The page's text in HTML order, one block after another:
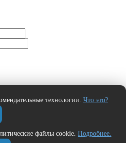
технологии. Что это?
файлы cookie. Подробнее.
ошибку?